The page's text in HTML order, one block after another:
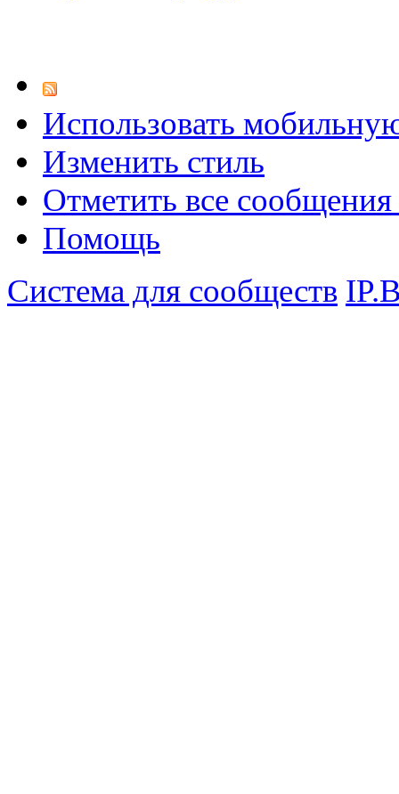
Использовать
Изменить стиль
Отметить все
Помощь
Система для сообществ